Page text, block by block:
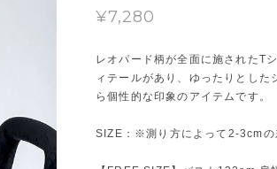
¥7,280
レオパード柄が全面に施されたT
ィテールがあり、ゆったりとし
ら個性的な印象のアイテムです。
SIZE：※測り方によって2-3cmの